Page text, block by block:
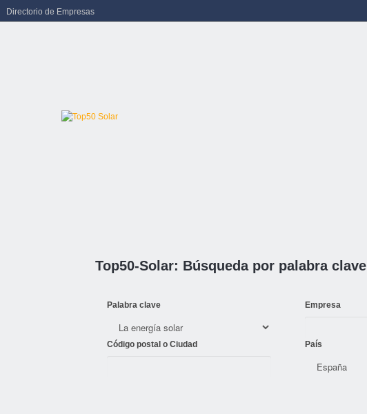
Top50-Solar: Búsqueda por palabra clave
Palabra clave Empresa
Código postal o Ciudad País
Directorio de Empresas